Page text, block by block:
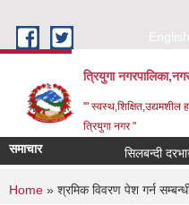
English
त्रियुगा
'" स्वस्थ,शिक्षित,उद्यमशील
त्रियुगा नगर "
समाचार सिलबन्दी
You are here
Home » श्रमिक विवरण पेश गर्न